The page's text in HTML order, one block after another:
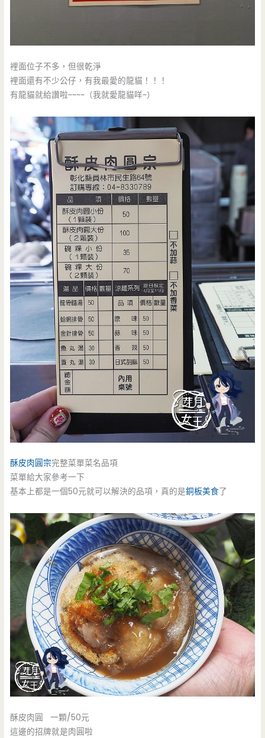
裡面位子不多，但很乾淨
裡面還有不少公仔，有我最愛的龍貓！！！
有龍貓就給讚啦~~~~（我就愛龍貓咩~）
酥皮肉圓宗完整菜單菜名品項
菜單給大家參考一下
基本上都是一個50元就可以解決的品項，真的是銅板美食了
酥皮肉圓 一顆/50元
這邊的招牌就是肉圓啦